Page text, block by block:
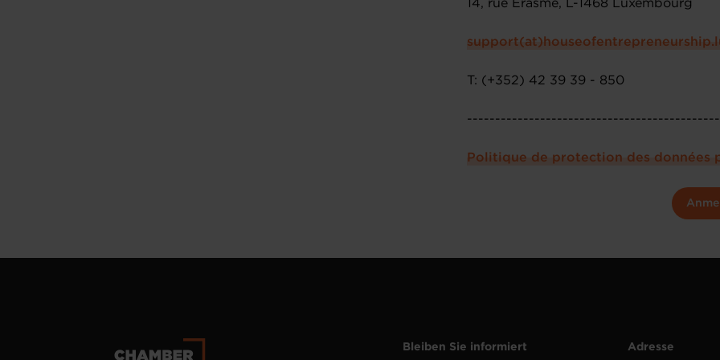
14, rue Erasme, L-1468 Luxembourg
T: (+352) 42 39 39 - 850
Politique de protection des données
Bleiben Sie informiert Adresse